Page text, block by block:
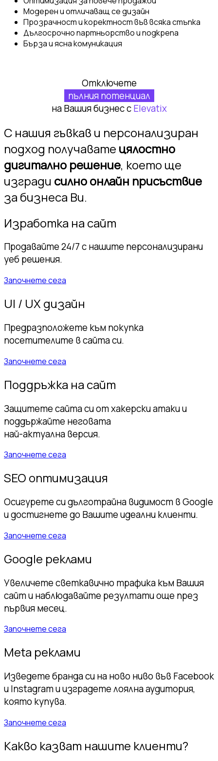
Модерен и отличаващ се дизайн
Прозрачност и коректност във всяка стъпка
Дългосрочно партньорство и подкрепа
Бърза и ясна комуникация
Отключете
пълния потенциал
на Вашия бизнес сElevatix
С нашия гъвкав и персонализиран
подход получавате цялостно
дигитално решение, което ще
изгради силно онлайн присъствие
за бизнеса Ви.
Изработка на сайт
Продавайте 24/7 с нашите персонализирани
уеб решения.
Започнете сега
UI / UX дизайн
Предразположете към покупка
посетителите в сайта си.
Започнете сега
Поддръжка на сайт
Защитете сайта си от хакерски атаки и
поддържайте неговата
най-актуална версия.
Започнете сега
SEO оптимизация
Осигурете си дълготрайна видимост в Google
и достигнете до Вашите идеални клиенти.
Започнете сега
Google реклами
Увеличете светкавично трафика към Вашия
сайт и наблюдавайте резултати още през
първия месец.
Започнете сега
Meta реклами
Изведете бранда си на ново ниво във Facebook
и Instagram и изградете лоялна аудитория,
която купува.
Започнете сега
Какво казват нашите клиенти?